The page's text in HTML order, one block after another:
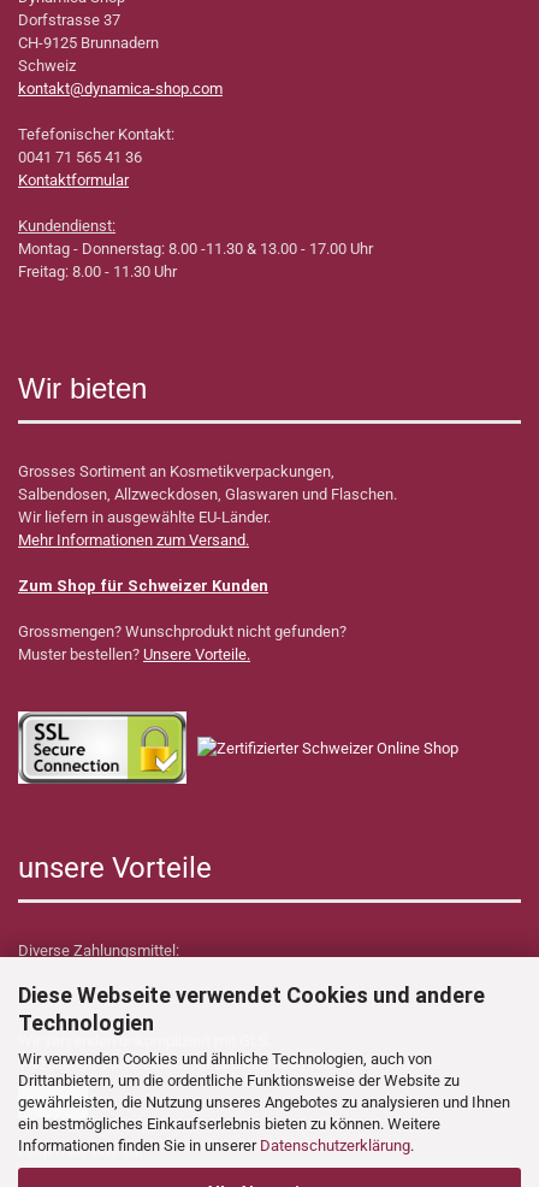
Diese Webseite verwendet Cookies und andere
Technologien
Wir verwenden Cookies und ähnliche Technologien, auch von
Drittanbietern, um die ordentliche Funktionsweise der Website zu
gewährleisten, die Nutzung unseres Angebotes zu analysieren und Ihnen
ein bestmögliches Einkaufserlebnis bieten zu können. Weitere
Informationen finden Sie in unserer Datenschutzerklärung.
Dorfstrasse 37
CH-9125 Brunnadern
Schweiz
kontakt@dynamica-shop.com
Tefefonischer Kontakt:
0041 71 565 41 36
Kontaktformular
Kundendienst:
Montag - Donnerstag: 8.00 -11.30 & 13.00 - 17.00 Uhr
Freitag: 8.00 - 11.30 Uhr
Wir bieten
Grosses Sortiment an Kosmetikverpackungen,
Salbendosen, Allzweckdosen, Glaswaren und Flaschen.
Wir liefern in ausgewählte EU-Länder.
Mehr Informationen zum Versand.
Zum Shop für Schweizer Kunden
Grossmengen? Wunschprodukt nicht gefunden?
Muster bestellen? Unsere Vorteile.
unsere Vorteile
Diverse Zahlungsmittel:
Wir versenden unkompliziert mit GLS.
Verzollungs- sowie Zollkosten übernimmt Dynamica Shop für Sie!
Folgen Sie uns auf: